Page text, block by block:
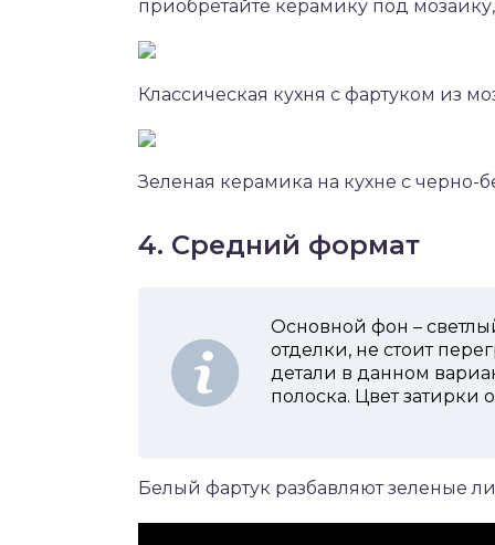
приобретайте керамику под
Классическая кухня с фартуком из
Зеленая керамика на кухне с
4. Средний формат
Основной фон –
отделки, не стоит
детали в данном
полоска. Цвет затирки
Белый фартук разбавляют зеленые